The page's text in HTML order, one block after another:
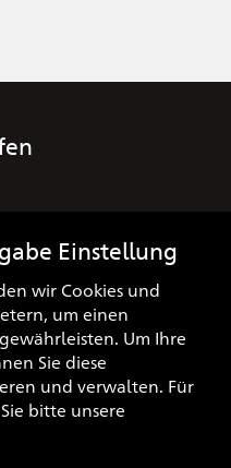
3
Einstellung
wir Cookies und
um einen
Um Ihre
Sie diese
und verwalten. Für
bitte unsere